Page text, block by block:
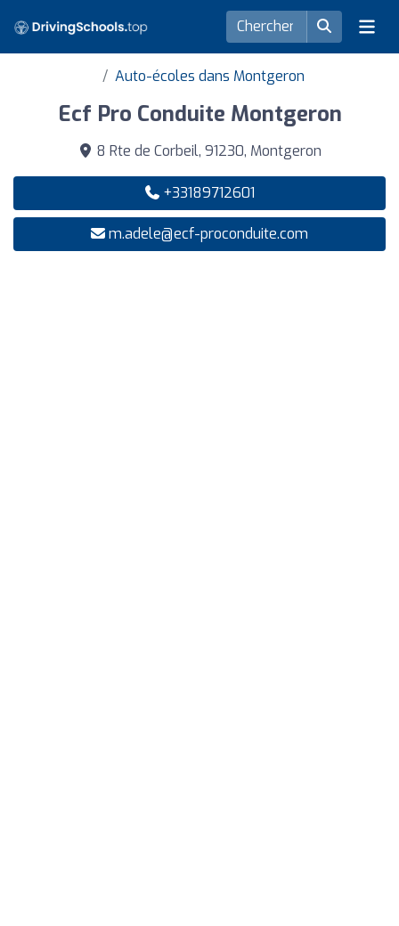
Auto-écoles dans Montgeron
Ecf Pro Conduite Montgeron
8 Rte de Corbeil, 91230, Montgeron
+33189712601
m.adele@ecf-proconduite.com